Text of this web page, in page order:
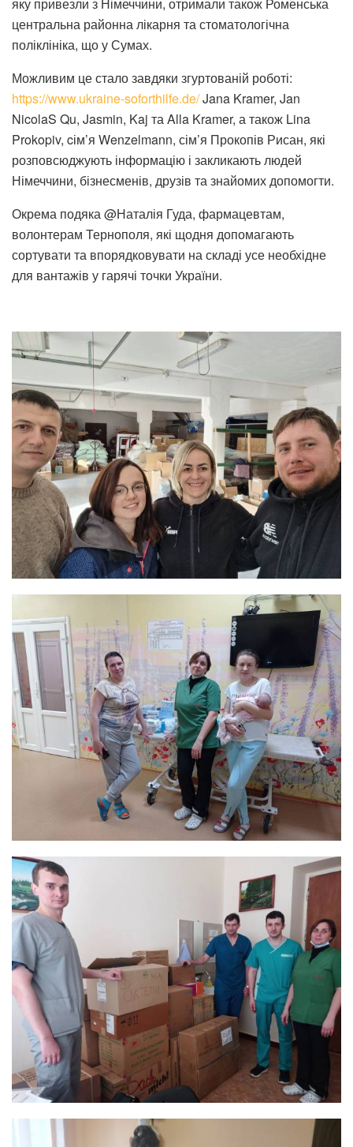
центральна районна лікарня та стоматологічна
поліклініка, що у Сумах.
Можливим це стало завдяки згуртованій роботі:
https://www.ukraine-soforthilfe.de/Jana Kramer, Jan
NicolaS Qu, Jasmin, Kaj та Alla Kramer, а також Lina
Prokopiv, cім’я Wenzelmann, сім’я Прокопів Рисан, які
розповсюджують інформацію і закликають людей
Німеччини, бізнесменів, друзів та знайомих допомогти.
Окрема подяка @Наталія Гуда, фармацевтам,
волонтерам Тернополя, які щодня допомагають
сортувати та впорядковувати на складі усе необхідне
для вантажів у гарячі точки України.